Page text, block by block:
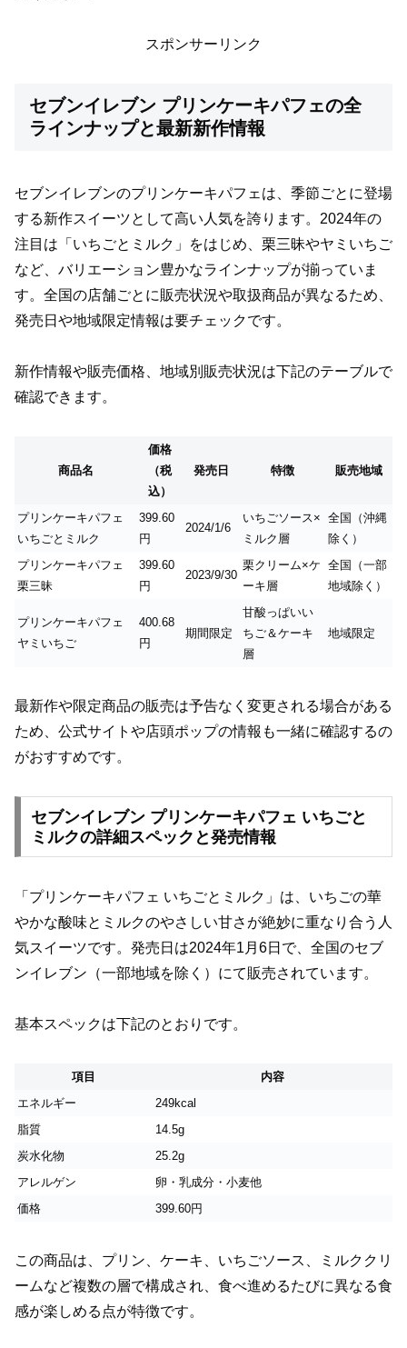
スポンサーリンク
セブンイレブン プリンケーキパフェの全
ラインナップと最新新作情報
セブンイレブンのプリンケーキパフェは、季節ごとに登場
する新作スイーツとして高い人気を誇ります。2024年の
注目は「いちごとミルク」をはじめ、栗三昧やヤミいちご
など、バリエーション豊かなラインナップが揃っていま
す。全国の店舗ごとに販売状況や取扱商品が異なるため、
発売日や地域限定情報は要チェックです。
新作情報や販売価格、地域別販売状況は下記のテーブルで
確認できます。
商品名
価格
（税
込）
発売日 特徴 販売地域
プリンケーキパフェ
いちごとミルク
399.60
円
2024/1/6
いちごソース×
ミルク層
全国（沖縄
除く）
プリンケーキパフェ
栗三昧
399.60
円
2023/9/30
栗クリーム×ケ
ーキ層
全国（一部
地域除く）
プリンケーキパフェ
ヤミいちご
400.68
円
期間限定
甘酸っぱいい
ちご＆ケーキ
層
地域限定
最新作や限定商品の販売は予告なく変更される場合がある
ため、公式サイトや店頭ポップの情報も一緒に確認するの
がおすすめです。
セブンイレブン プリンケーキパフェ いちごと
ミルクの詳細スペックと発売情報
「プリンケーキパフェ いちごとミルク」は、いちごの華
やかな酸味とミルクのやさしい甘さが絶妙に重なり合う人
気スイーツです。発売日は2024年1月6日で、全国のセブ
ンイレブン（一部地域を除く）にて販売されています。
基本スペックは下記のとおりです。
項目
内容
エネルギー
249kcal
脂質
14.5g
炭水化物
25.2g
アレルゲン
卵・乳成分・小麦他
価格
399.60円
この商品は、プリン、ケーキ、いちごソース、ミルククリ
ームなど複数の層で構成され、食べ進めるたびに異なる食
感が楽しめる点が特徴です。